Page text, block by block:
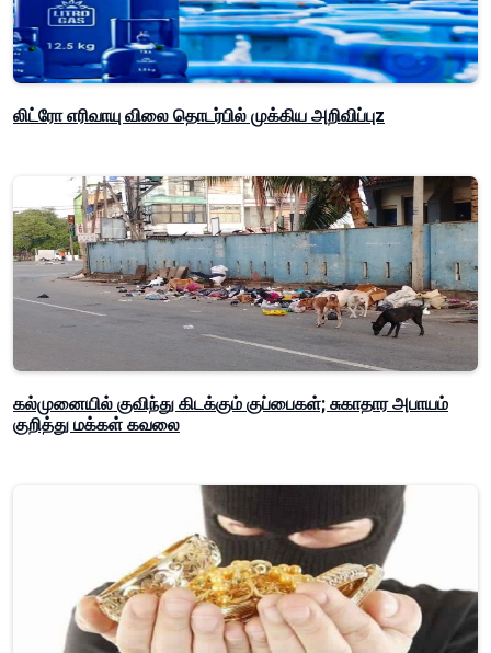
லிட்ரோ எரிவாயு விலை தொடர்பில் முக்கிய அறிவிப்புz
கல்முனையில் குவிந்து கிடக்கும் குப்பைகள்; சுகாதார அபாயம்
குறித்து மக்கள் கவலை